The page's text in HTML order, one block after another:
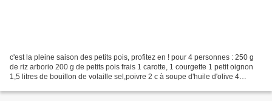
c'est la pleine saison des petits pois, profitez en ! pour 4 personnes : 250 g
de riz arborio 200 g de petits pois frais 1 carotte, 1 courgette 1 petit oignon
1,5 litres de bouillon de volaille sel,poivre 2 c à soupe d'huile d'olive 4